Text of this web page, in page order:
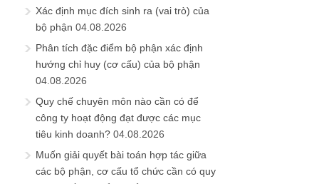
Xác định mục đích sinh ra (vai trò) của
bộ phận 04.08.2026
Phân tích đặc điểm bộ phận xác định
hướng chỉ huy (cơ cấu) của bộ phận
04.08.2026
Quy chế chuyên môn nào cần có để
công ty hoạt động đạt được các mục
tiêu kinh doanh? 04.08.2026
Muốn giải quyết bài toán hợp tác giữa
các bộ phận, cơ cấu tổ chức cần có quy